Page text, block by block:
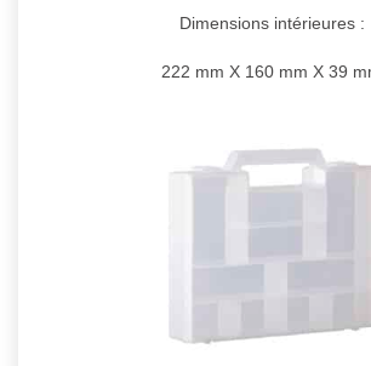
Dimensions intérieures :
222 mm X 160 mm X 39